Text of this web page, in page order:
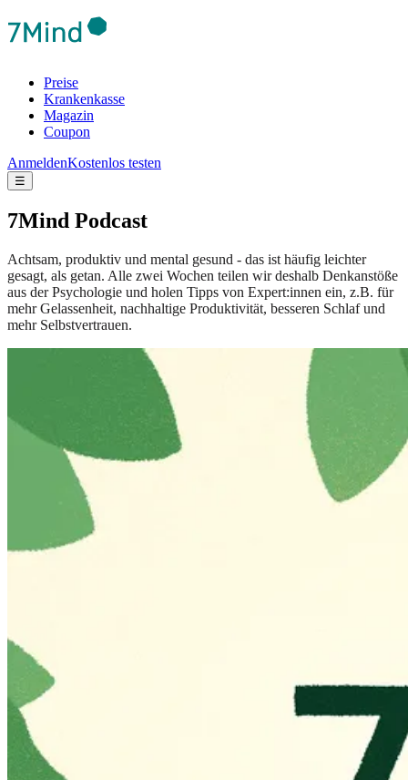
Preise
Krankenkasse
Magazin
Coupon
AnmeldenKostenlos testen
☰
7Mind Podcast
Achtsam, produktiv und mental gesund - das ist häufig leichter
gesagt, als getan. Alle zwei Wochen teilen wir deshalb Denkanstöße
aus der Psychologie und holen Tipps von Expert:innen ein, z.B. für
mehr Gelassenheit, nachhaltige Produktivität, besseren Schlaf und
mehr Selbstvertrauen.